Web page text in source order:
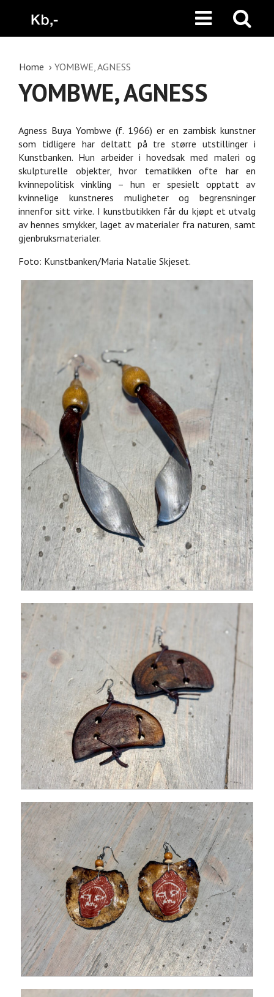
Home YOMBWE, AGNESS
YOMBWE, AGNESS
Agness Buya Yombwe (f. 1966) er en zambisk kunstner
som tidligere har deltatt på tre større utstillinger i
Kunstbanken. Hun arbeider i hovedsak med maleri og
skulpturelle objekter, hvor tematikken ofte har en
kvinnepolitisk vinkling – hun er spesielt opptatt av
kvinnelige kunstneres muligheter og begrensninger
innenfor sitt virke. I kunstbutikken får du kjøpt et utvalg
av hennes smykker, laget av materialer fra naturen, samt
gjenbruksmaterialer.
Foto: Kunstbanken/Maria Natalie Skjeset.